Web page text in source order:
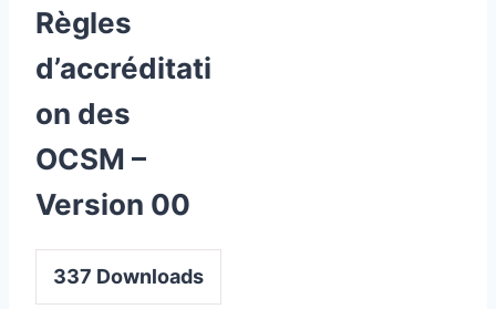
Règles
d’accréditati
on des
OCSM –
Version 00
337 Downloads